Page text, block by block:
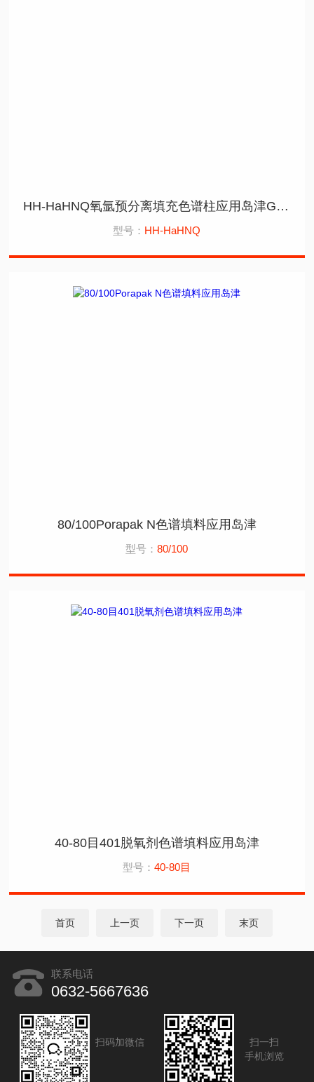
HH-HaHNQ氧氩预分离填充色谱柱应用岛津GC2014
型号： HH-HaHNQ
80/100Porapak N色谱填料应用岛津
型号：80/100
40-80目401脱氧剂色谱填料应用岛津
型号：40-80目
首页 上一页 下一页 末页
联系电话
0632-5667636
扫码加微信
扫一扫
手机浏览